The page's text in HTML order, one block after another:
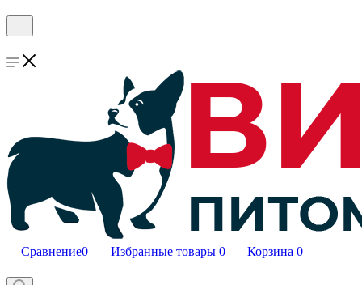
Сравнение0 Избранные товары 0 Корзина 0